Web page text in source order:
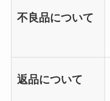
不良品について
返品について